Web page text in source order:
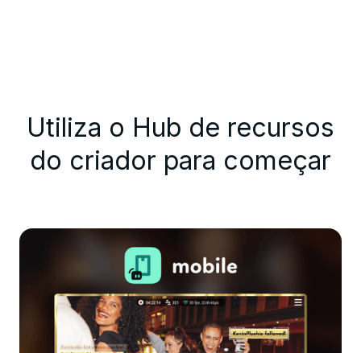
Utiliza o Hub de recursos
do criador para começar